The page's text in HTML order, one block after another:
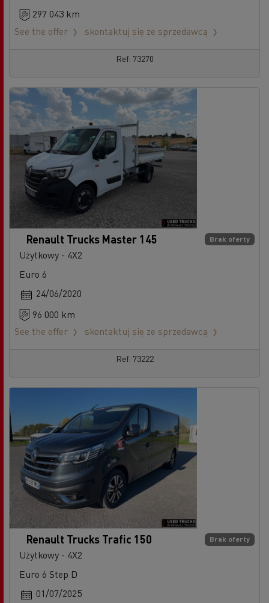
297 043 km
See the offer
skontaktuj się ze sprzedawcą
Ref: 73270
Brak oferty
Renault Trucks Master 145
Użytkowy - 4X2
Euro 6
24/06/2020
96 000 km
See the offer
skontaktuj się ze sprzedawcą
Ref: 73222
Brak oferty
Renault Trucks Trafic 150
Użytkowy - 4X2
Euro 6 Step D
01/07/2025